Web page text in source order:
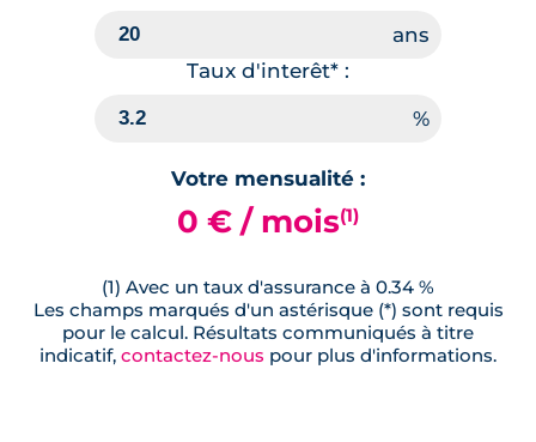
Taux d'interêt* :
Votre mensualité :
0 € / mois(1)
(1) Avec un taux d'assurance à 0.34 %
Les champs marqués d'un astérisque (*) sont requis
pour le calcul. Résultats communiqués à titre
indicatif, contactez-nous pour plus d'informations.